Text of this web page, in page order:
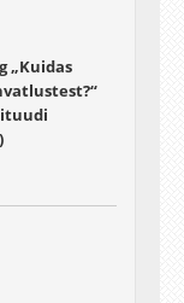
„Kuidas